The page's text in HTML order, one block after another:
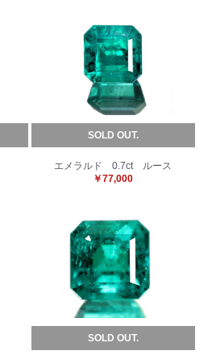
SOLD OUT.
エメラルド 0.7ct ルース
￥77,000
SOLD OUT.